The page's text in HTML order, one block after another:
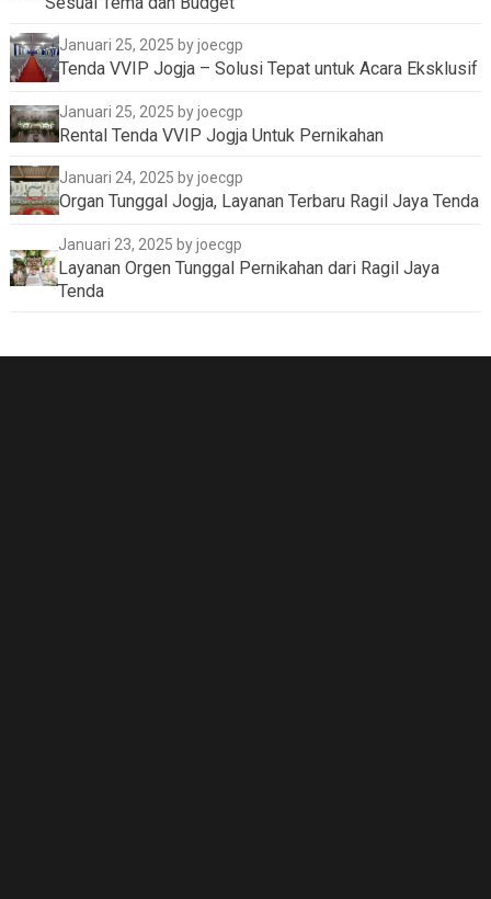
Januari 25, 2025 by joecgp
Tenda VVIP Jogja – Solusi Tepat untuk Acara Eksklusif
Januari 25, 2025 by joecgp
Rental Tenda VVIP Jogja Untuk Pernikahan
Januari 24, 2025 by joecgp
Organ Tunggal Jogja, Layanan Terbaru Ragil Jaya Tenda
Januari 23, 2025 by joecgp
Layanan Orgen Tunggal Pernikahan dari Ragil Jaya
Tenda